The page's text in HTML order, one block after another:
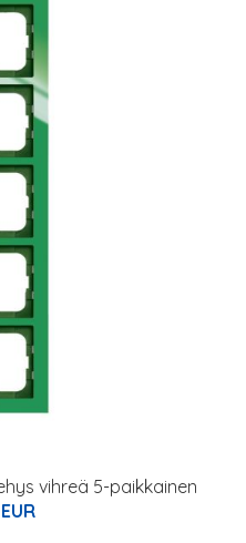
vihreä 5-paikkainen